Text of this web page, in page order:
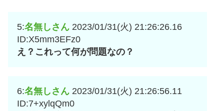
5:名無しさん 2023/01/31(火) 21:26:26.16
ID:X5mm3EFz0
え？これって何が問題なの？
6:名無しさん 2023/01/31(火) 21:26:56.11
ID:7+xylqQm0